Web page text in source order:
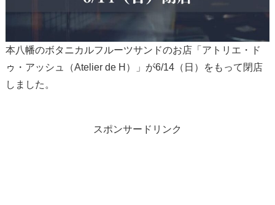
本八幡のボタニカルフルーツサンドのお店「アトリエ・ド
ゥ・アッシュ（Atelier de H）」が6/14（日）をもって閉店
しました。
スポンサードリンク